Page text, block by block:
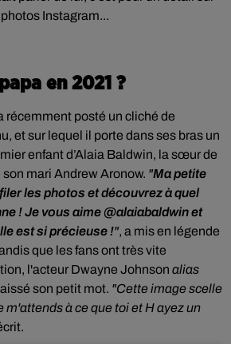
Instagram...
en 2021 ?
récemment posté un cliché de
et sur lequel il porte dans ses bras un
enfant d’Alaia Baldwin, la sœur de
mari Andrew Aronow. "Ma petite
les photos et découvrez à quel
! Je vous aime @alaiabaldwin et
est si précieuse !", a mis en légende
que les fans ont très vite
l'acteur Dwayne Johnson alias
son petit mot. "Cette image scelle
m'attends à ce que toi et H ayez un